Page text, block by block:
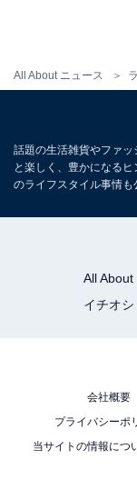
All About ニュース
話題の生活雑貨やファ
と楽しく、豊かになる
のライフスタイル事情も
All About
イチオシ
会社概要
プライバシーポ
当サイトの情報につ